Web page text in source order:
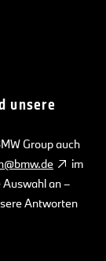
unsere
Group auch
im
an –
Antworten